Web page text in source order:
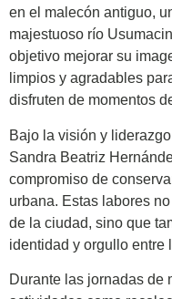
en el malecón antiguo,
majestuoso río
objetivo mejorar su
limpios y agradables
disfruten de momentos
Bajo la visión y
Sandra Beatriz
compromiso de
urbana. Estas labores
de la ciudad, sino que
identidad y orgullo entre
Durante las jornadas de